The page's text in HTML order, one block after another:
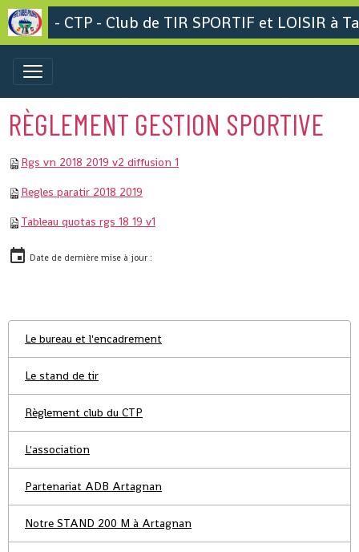
- CTP - Club de TIR SPORTIF et LOISIR à
RÈGLEMENT GESTION SPORTIVE
Rgs vn 2018 2019 v2 diffusion 1
Regles paratir 2018 2019
Tableau quotas rgs 18 19 v1
Date de dernière mise à jour :
Le bureau et l'encadrement
Le stand de tir
Règlement club du CTP
L'association
Partenariat ADB Artagnan
Notre STAND 200 M à Artagnan